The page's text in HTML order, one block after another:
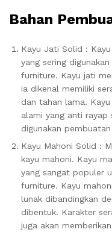
Bahan
Kayu Jati Solid :
yang sering
furniture. Kayu jati
ia dikenal memiliki
dan tahan lama.
alami yang anti rayap
digunakan
Kayu Mahoni Solid :
kayu mahoni. Kayu
yang sangat populer
furniture. Kayu
lunak dibandingkan
dibentuk. Karakter
juga akan